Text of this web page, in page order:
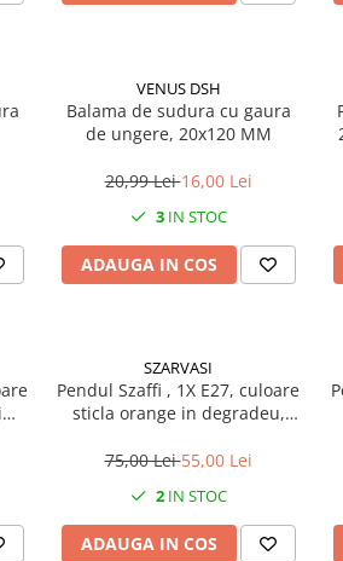
VENUS DSH
Balama de sudura cu gaura
de ungere, 20x120 MM
20,99 Lei16,00 Lei
3IN STOC
ADAUGA IN COS
SZARVASI
Pendul Szaffi , 1X E27, culoare
sticla orange in degradeu,
75,00 Lei55,00 Lei
2IN STOC
ADAUGA IN COS